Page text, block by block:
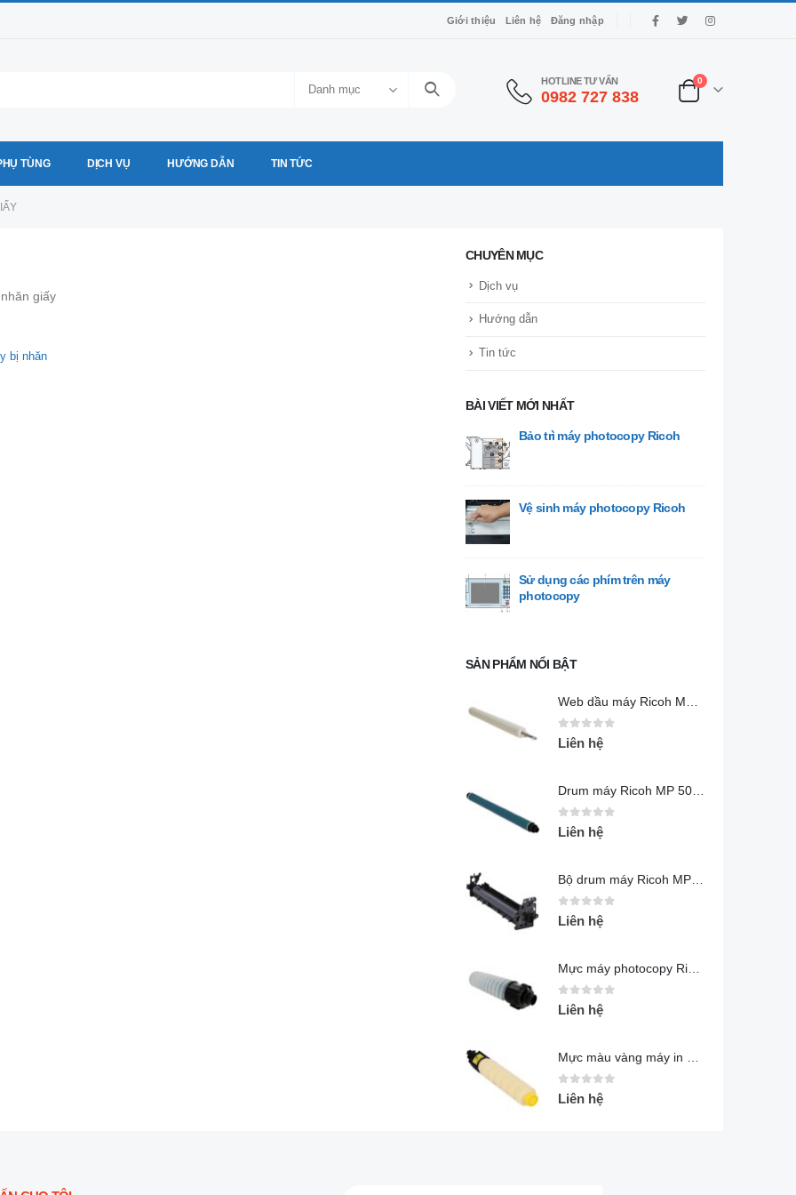
Giới thiệu Liên hệ Đăng nhập
Danh mục
HOTLINE TƯ VẤN
0982 727 838
0
TÙNG DỊCH VỤ HƯỚNG DẪN TIN TỨC
giấy
bị nhăn
CHUYÊN MỤC
Dịch vụ
Hướng dẫn
Tin tức
BÀI VIẾT MỚI NHẤT
Bảo trì máy photocopy Ricoh
Vệ sinh máy photocopy Ricoh
Sử dụng các phím trên máy
photocopy
SẢN PHẨM NỔI BẬT
0 out of 5
Liên hệ
0 out of 5
Liên hệ
0 out of 5
Liên hệ
0 out of 5
Liên hệ
0 out of 5
Liên hệ